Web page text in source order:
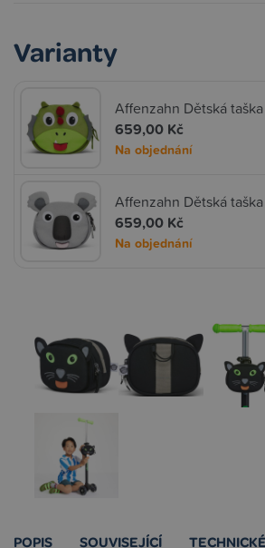
Varianty
Affenzahn Dětská
659,00 Kč
Na objednání
Affenzahn Dětská
659,00 Kč
Na objednání
POPIS SOUVISEJÍCÍ